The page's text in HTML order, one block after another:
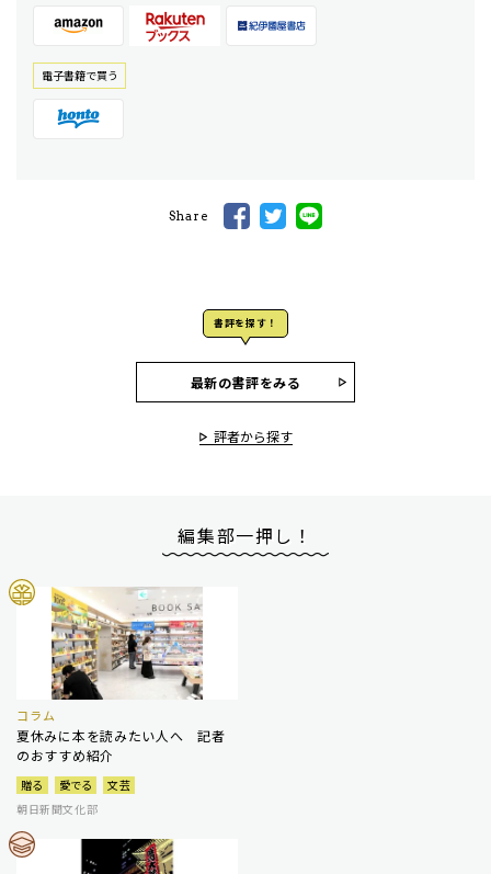
電⼦書籍で買う
Share
書評を探す！
最新の書評をみる
評者から探す
編集部一押し！
コラム
夏休みに本を読みたい人へ 記者
のおすすめ紹介
贈る 愛でる
文芸
朝日新聞文化部